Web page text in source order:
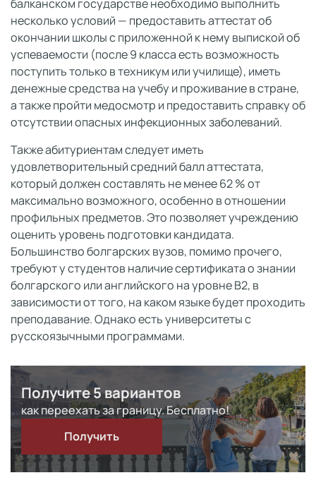
балканском государстве необходимо выполнить
несколько условий — предоставить аттестат об
окончании школы с приложенной к нему выпиской об
успеваемости (после 9 класса есть возможность
поступить только в техникум или училище), иметь
денежные средства на учебу и проживание в стране,
а также пройти медосмотр и предоставить справку об
отсутствии опасных инфекционных заболеваний.
Также абитуриентам следует иметь
удовлетворительный средний балл аттестата,
который должен составлять не менее 62 % от
максимально возможного, особенно в отношении
профильных предметов. Это позволяет учреждению
оценить уровень подготовки кандидата.
Большинство болгарских вузов, помимо прочего,
требуют у студентов наличие сертификата о знании
болгарского или английского на уровне B2, в
зависимости от того, на каком языке будет проходить
преподавание. Однако есть университеты с
русскоязычными программами.
Получите 5 вариантов
как переехать за границу. Бесплатно!
Получить